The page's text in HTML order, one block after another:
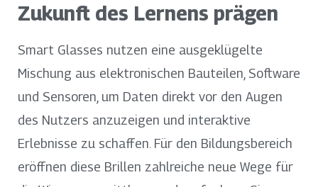
Zukunft des Lernens prägen
Smart Glasses nutzen eine ausgeklügelte
Mischung aus elektronischen Bauteilen, Software
und Sensoren, um Daten direkt vor den Augen
des Nutzers anzuzeigen und interaktive
Erlebnisse zu schaffen. Für den Bildungsbereich
eröffnen diese Brillen zahlreiche neue Wege für